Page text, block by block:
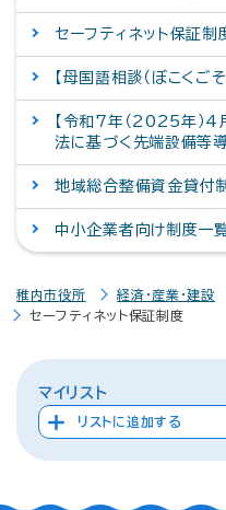
セーフティネット保証制
【母国語相談（ぼこくご
【令和7年（2025年）4
法に基づく先端設備等
地域総合整備資金貸付
中小企業者向け制度一
稚内市役所 経済・産業・建設
セーフティネット保証制度
マイリスト
リストに追加する